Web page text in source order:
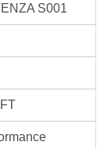
S001